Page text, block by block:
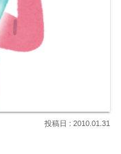
2010.01.31